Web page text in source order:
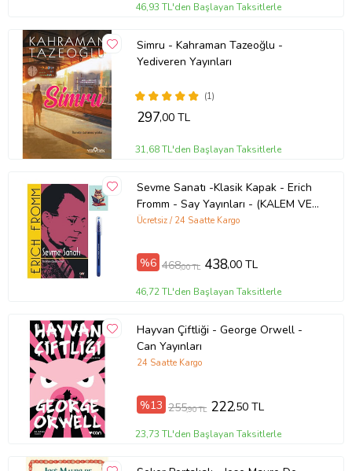
46,93 TL'den Başlayan Taksitlerle
Simru - Kahraman Tazeoğlu -
Yediveren Yayınları
(1)
297,00 TL
31,68 TL'den Başlayan Taksitlerle
Sevme Sanatı -Klasik Kapak - Erich
Fromm - Say Yayınları - (KALEM VE
NOT DEFTERLİ) (Renksiz)
Ücretsiz / 24 Saatte Kargo
%6 468,00 TL 438,00 TL
46,72 TL'den Başlayan Taksitlerle
Hayvan Çiftliği - George Orwell -
Can Yayınları
24 Saatte Kargo
%13 255,90 TL 222,50 TL
23,73 TL'den Başlayan Taksitlerle